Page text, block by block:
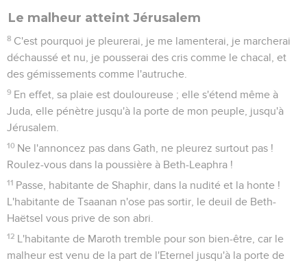
Le malheur atteint Jérusalem
8 C'est pourquoi je pleurerai, je me lamenterai, je marcherai
déchaussé et nu, je pousserai des cris comme le chacal, et
des gémissements comme l'autruche.
9 En effet, sa plaie est douloureuse ; elle s'étend même à
Juda, elle pénètre jusqu'à la porte de mon peuple, jusqu'à
Jérusalem.
10 Ne l'annoncez pas dans Gath, ne pleurez surtout pas !
Roulez-vous dans la poussière à Beth-Leaphra !
11 Passe, habitante de Shaphir, dans la nudité et la honte !
L'habitante de Tsaanan n'ose pas sortir, le deuil de Beth-
Haëtsel vous prive de son abri.
12 L'habitante de Maroth tremble pour son bien-être, car le
malheur est venu de la part de l'Eternel jusqu'à la porte de